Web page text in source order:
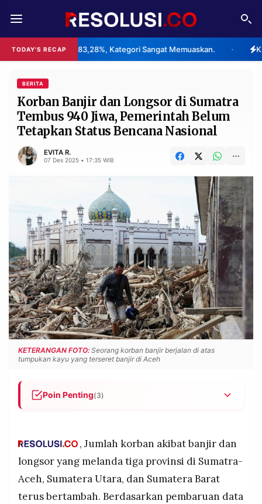
TODAY'S RECAP
Capai 83,28%, Kategori Sangat Memuaskan. • Klaster Pabrik
REDAKSI TENTANG
RESOLUSI IKLAN
RUBRIKASI
EDITORIAL AKSARA
FINANSIA PERSONA
NASIONAL
SPORT
INFORMASI
PRIVACY
POLICY
BERITA
WARGA
INFORMASI
IKLAN
KIRIM
TULISAN
PENGADUAN TERM
OF
SERVICE
IKUTI
KAMI
BERITA
Korban Banjir dan Longsor di Sumatra
Tembus 940 Jiwa, Pemerintah Belum
Tetapkan Status Bencana Nasional
EVITA R.
07 Des 2025 • 17:35 WIB
KETERANGAN FOTO: Seorang korban banjir berjalan di atas
tumpukan kayu yang terseret banjir di Aceh
Poin Penting(3)
hilang, dan 5.000 luka-luka, disertai kerusakan
dan jembatan.
Pemerintah pusat belum menetapkan status
bencana nasional, meski dampak bencana
, Jumlah korban akibat banjir dan
longsor yang melanda tiga provinsi di Sumatra-
Aceh, Sumatera Utara, dan Sumatera Barat
terus bertambah. Berdasarkan pembaruan data